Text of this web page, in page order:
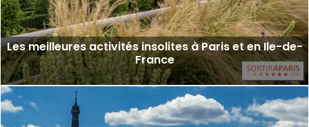
Les meilleures activités insolites à Paris et en Ile-de-
France